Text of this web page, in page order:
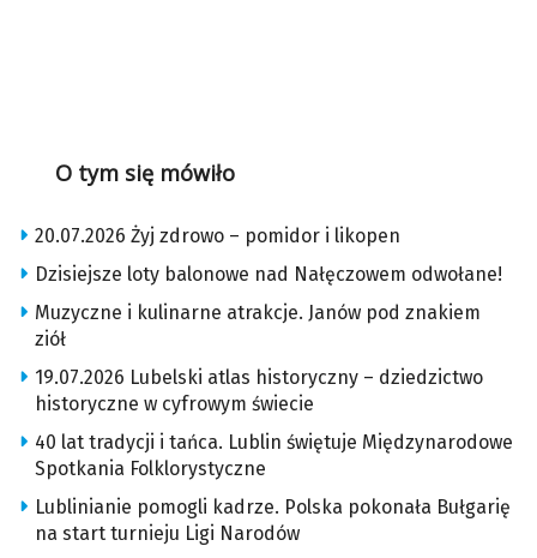
O tym się mówiło
20.07.2026 Żyj zdrowo – pomidor i likopen
Dzisiejsze loty balonowe nad Nałęczowem odwołane!
Muzyczne i kulinarne atrakcje. Janów pod znakiem
ziół
19.07.2026 Lubelski atlas historyczny – dziedzictwo
historyczne w cyfrowym świecie
40 lat tradycji i tańca. Lublin świętuje Międzynarodowe
Spotkania Folklorystyczne
Lublinianie pomogli kadrze. Polska pokonała Bułgarię
na start turnieju Ligi Narodów